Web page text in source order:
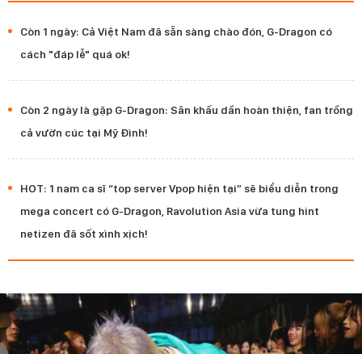
Còn 1 ngày: Cả Việt Nam đã sẵn sàng chào đón, G-Dragon có
cách "đáp lễ" quá ok!
Còn 2 ngày là gặp G-Dragon: Sân khấu dần hoàn thiện, fan trồng
cả vườn cúc tại Mỹ Đình!
HOT: 1 nam ca sĩ “top server Vpop hiện tại” sẽ biểu diễn trong
mega concert có G-Dragon, Ravolution Asia vừa tung hint
netizen đã sốt xình xịch!